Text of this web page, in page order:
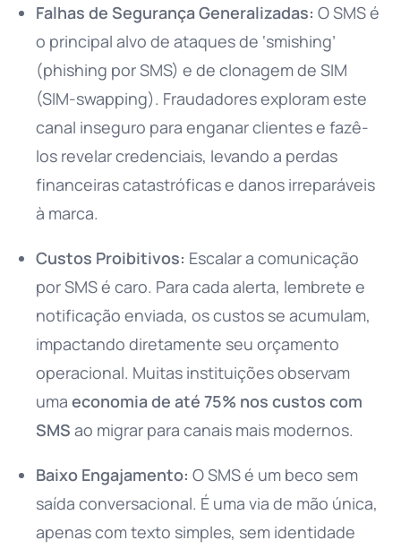
Falhas de Segurança Generalizadas: O SMS é
o principal alvo de ataques de ‘smishing’
(phishing por SMS) e de clonagem de SIM
(SIM-swapping). Fraudadores exploram este
canal inseguro para enganar clientes e fazê-
los revelar credenciais, levando a perdas
financeiras catastróficas e danos irreparáveis
à marca.
Custos Proibitivos: Escalar a comunicação
por SMS é caro. Para cada alerta, lembrete e
notificação enviada, os custos se acumulam,
impactando diretamente seu orçamento
operacional. Muitas instituições observam
uma economia de até 75% nos custos com
SMS ao migrar para canais mais modernos.
Baixo Engajamento: O SMS é um beco sem
saída conversacional. É uma via de mão única,
apenas com texto simples, sem identidade